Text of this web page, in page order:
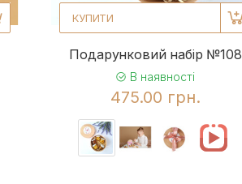
КУПИТИ
Подарунковий набір №108
В наявності
475.00 грн.